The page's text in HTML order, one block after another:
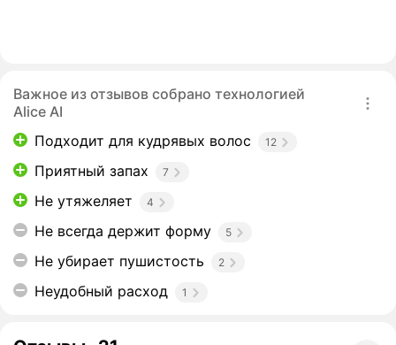
Важное из отзывов собрано технологией
Alice AI
Подходит для кудрявых волос
12
Приятный запах 7
Не утяжеляет 4
Не всегда держит форму 5
Не убирает пушистость 2
Неудобный расход 1